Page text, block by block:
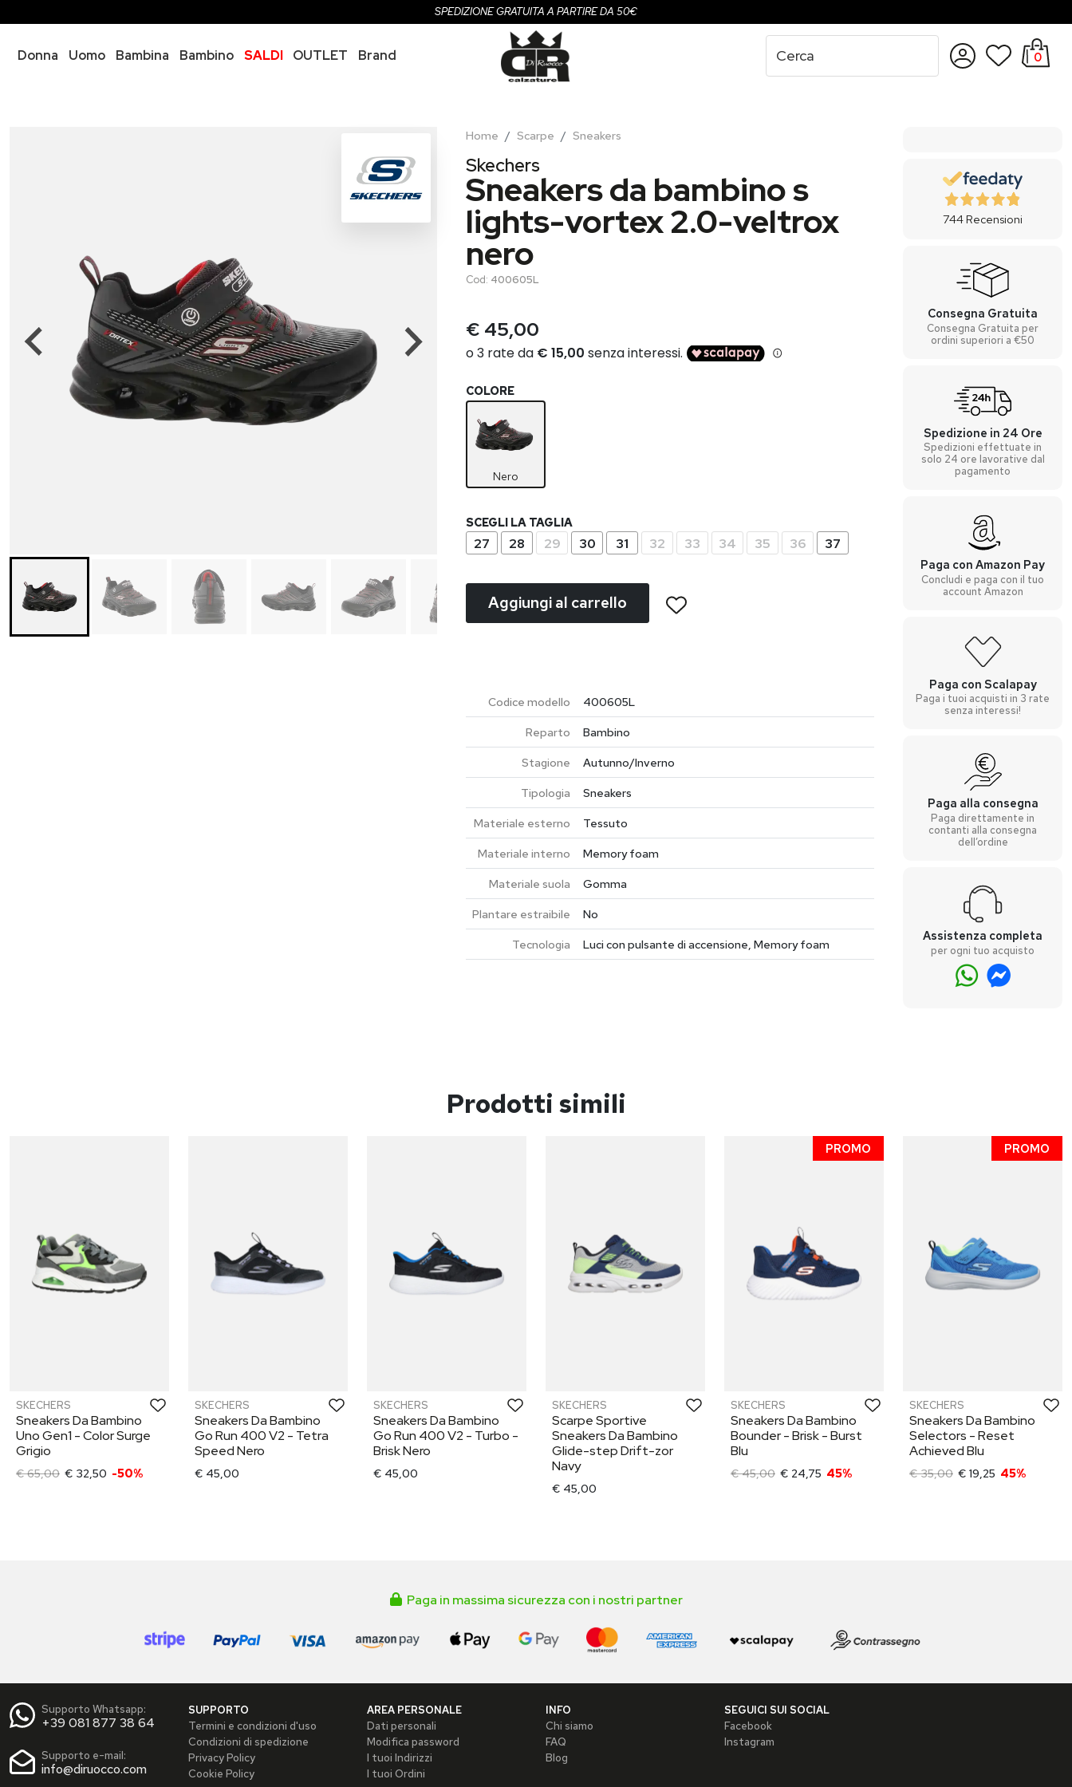
SPEDIZIONE GRATUITA A PARTIRE DA 50€
Donna Uomo Bambina Bambino SALDI OUTLET
Brand
0
Home Scarpe Sneakers
Skechers
Sneakers da bambino s
lights-vortex 2.0-veltrox
nero
Cod: 400605L
€ 45,00
COLORE
Nero
SCEGLI LA TAGLIA
27 28 29 30 31 32 33 34 35 36 37
Aggiungi al carrello
Codice modello
400605L
Reparto
Bambino
Stagione
Autunno/Inverno
Tipologia
Sneakers
Materiale esterno
Tessuto
Materiale interno
Memory foam
Materiale suola
Gomma
Plantare estraibile
No
Tecnologia
Luci con pulsante di accensione, Memory foam
744Recensioni
Consegna Gratuita
Consegna Gratuita per
ordini superiori a €50
Spedizione in 24 Ore
Spedizioni effettuate in
solo 24 ore lavorative dal
pagamento
Paga con Amazon Pay
Concludi e paga con il tuo
account Amazon
Paga con Scalapay
Paga i tuoi acquisti in 3 rate
senza interessi!
Paga alla consegna
Paga direttamente in
contanti alla consegna
dell’ordine
Assistenza completa
per ogni tuo acquisto
Prodotti simili
SKECHERS
Sneakers Da Bambino
Uno Gen1 - Color Surge
Grigio
€ 65,00 € 32,50 -50%
SKECHERS
Sneakers Da Bambino
Go Run 400 V2 - Tetra
Speed Nero
€ 45,00
SKECHERS
Sneakers Da Bambino
Go Run 400 V2 - Turbo -
Brisk Nero
€ 45,00
SKECHERS
Scarpe Sportive
Sneakers Da Bambino
Glide-step Drift-zor
Navy
€ 45,00
PROMO
SKECHERS
Sneakers Da Bambino
Bounder - Brisk - Burst
Blu
€ 45,00 € 24,75 45%
PROMO
SKECHERS
Sneakers Da Bambino
Selectors - Reset
Achieved Blu
€ 35,00 € 19,25 45%
Paga in massima sicurezza con i nostri partner
Supporto Whatsapp:
+39 081 877 38 64
Supporto e-mail:
info@diruocco.com
SUPPORTO
Termini e condizioni d'uso
Condizioni di spedizione
Privacy Policy
Cookie Policy
AREA PERSONALE
Dati personali
Modifica password
I tuoi Indirizzi
I tuoi Ordini
INFO
Chi siamo
FAQ
Blog
SEGUICI SUI SOCIAL
Facebook
Instagram